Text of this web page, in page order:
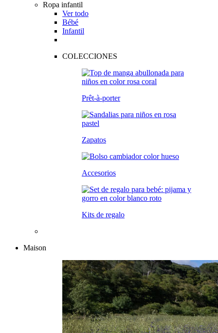
Ropa infantil
Ver todo
Bébé
Infantil
COLECCIONES
Prêt-à-porter
Zapatos
Accesorios
Kits de regalo
Maison